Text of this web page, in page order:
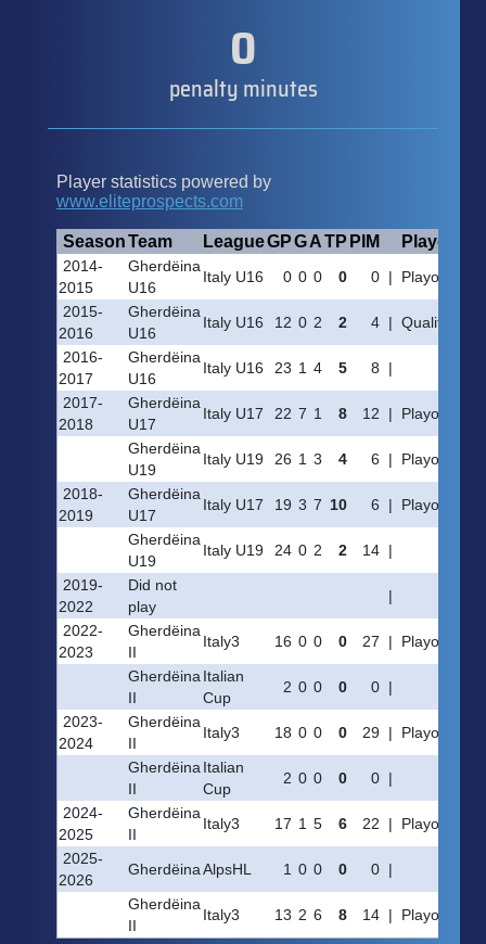
0
penalty minutes